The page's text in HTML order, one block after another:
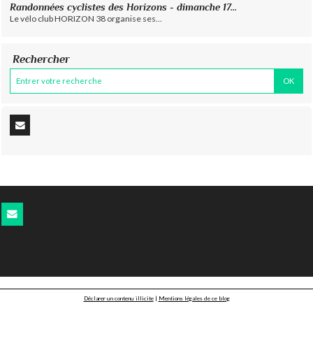
Randonnées cyclistes des Horizons - dimanche 17...
Le vélo club HORIZON 38 organise ses...
Rechercher
Déclarer un contenu illicite| Mentions légales de ce blog